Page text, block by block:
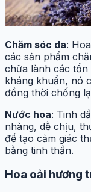
Chăm sóc da:
các sản phẩm
chữa lành các
kháng khuẩn, nó
đồng thời chống
Nước hoa: Tinh
nhàng, dễ chịu,
để tạo cảm giác
bằng tinh thần.
Hoa oải hương